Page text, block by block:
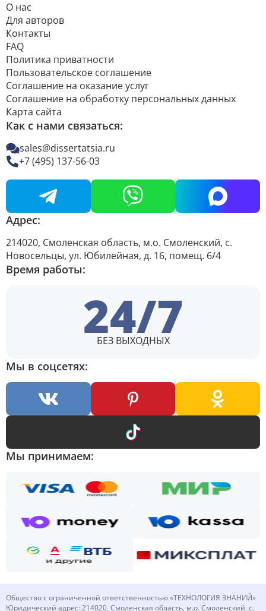
О нас
Для авторов
Контакты
FAQ
Политика приватности
Пользовательское соглашение
Соглашение на оказание услуг
Соглашение на обработку персональных данных
Карта сайта
Как с нами связаться:
sales@dissertatsia.ru
+7 (495) 137-56-03
Адрес:
214020, Смоленская область, м.о. Смоленский, с.
Новосельцы, ул. Юбилейная, д. 16, помещ. 6/4
Время работы:
24/7
БЕЗ ВЫХОДНЫХ
Мы в соцсетях:
Мы принимаем:
Общество с ограниченной ответственностью «ТЕХНОЛОГИЯ ЗНАНИЙ»
Юридический адрес: 214020, Смоленская область, м.о. Смоленский, с.